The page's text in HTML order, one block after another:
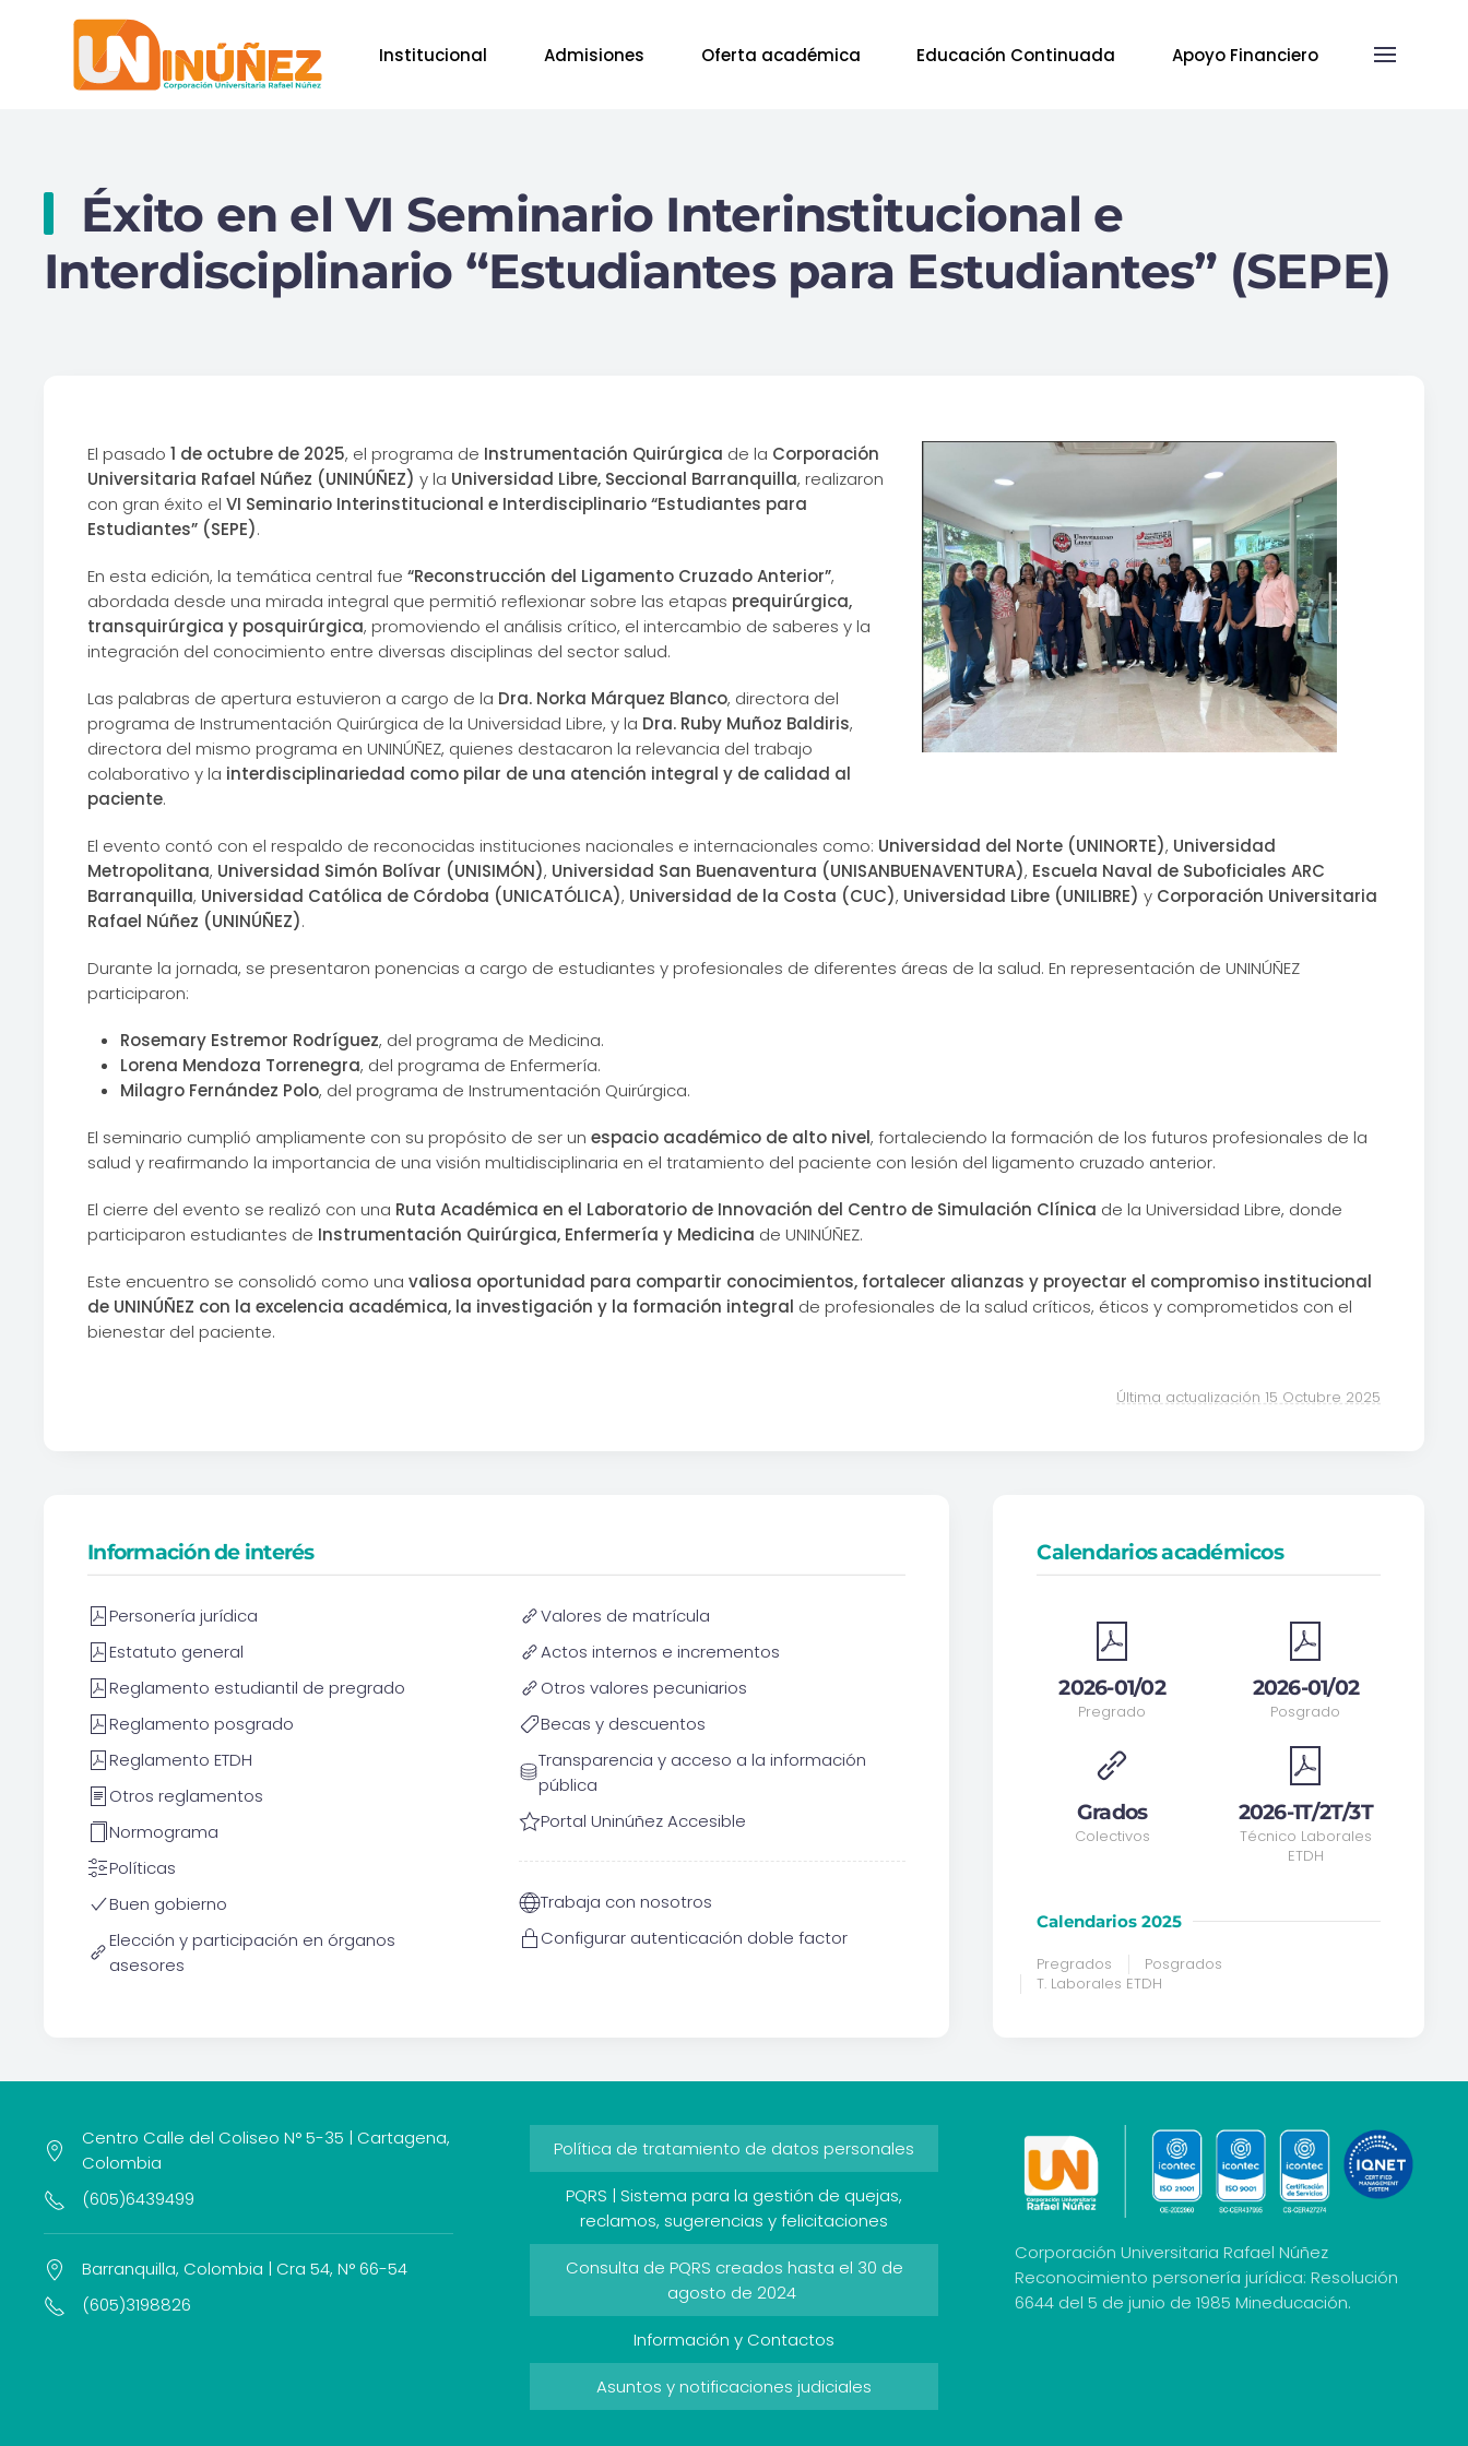
Skip to main content Institucional Admisiones Oferta académica Educación Continuada Apoyo Financiero
Éxito en el VI Seminario Interinstitucional e
Interdisciplinario “Estudiantes para Estudiantes” (SEPE)
El pasado 1 de octubre de 2025, el programa de Instrumentación Quirúrgica de la Corporación
Universitaria Rafael Núñez (UNINÚÑEZ) y la Universidad Libre, Seccional Barranquilla, realizaron
con gran éxito el VI Seminario Interinstitucional e Interdisciplinario “Estudiantes para
Estudiantes” (SEPE).
En esta edición, la temática central fue “Reconstrucción del Ligamento Cruzado Anterior”,
abordada desde una mirada integral que permitió reflexionar sobre las etapas prequirúrgica,
transquirúrgica y posquirúrgica, promoviendo el análisis crítico, el intercambio de saberes y la
integración del conocimiento entre diversas disciplinas del sector salud.
Las palabras de apertura estuvieron a cargo de la Dra. Norka Márquez Blanco, directora del
programa de Instrumentación Quirúrgica de la Universidad Libre, y la Dra. Ruby Muñoz Baldiris,
directora del mismo programa en UNINÚÑEZ, quienes destacaron la relevancia del trabajo
colaborativo y la interdisciplinariedad como pilar de una atención integral y de calidad al
paciente.
El evento contó con el respaldo de reconocidas instituciones nacionales e internacionales como: Universidad del Norte (UNINORTE), Universidad
Metropolitana, Universidad Simón Bolívar (UNISIMÓN), Universidad San Buenaventura (UNISANBUENAVENTURA), Escuela Naval de Suboficiales ARC
Barranquilla, Universidad Católica de Córdoba (UNICATÓLICA), Universidad de la Costa (CUC), Universidad Libre (UNILIBRE) y Corporación Universitaria
Rafael Núñez (UNINÚÑEZ).
Durante la jornada, se presentaron ponencias a cargo de estudiantes y profesionales de diferentes áreas de la salud. En representación de UNINÚÑEZ
participaron:
Rosemary Estremor Rodríguez, del programa de Medicina.
Lorena Mendoza Torrenegra, del programa de Enfermería.
Milagro Fernández Polo, del programa de Instrumentación Quirúrgica.
El seminario cumplió ampliamente con su propósito de ser un espacio académico de alto nivel, fortaleciendo la formación de los futuros profesionales de la
salud y reafirmando la importancia de una visión multidisciplinaria en el tratamiento del paciente con lesión del ligamento cruzado anterior.
El cierre del evento se realizó con una Ruta Académica en el Laboratorio de Innovación del Centro de Simulación Clínica de la Universidad Libre, donde
participaron estudiantes de Instrumentación Quirúrgica, Enfermería y Medicina de UNINÚÑEZ.
Este encuentro se consolidó como una valiosa oportunidad para compartir conocimientos, fortalecer alianzas y proyectar el compromiso institucional
de UNINÚÑEZ con la excelencia académica, la investigación y la formación integral de profesionales de la salud críticos, éticos y comprometidos con el
bienestar del paciente.
Última actualización 15 Octubre 2025
Información de interés
Personería jurídica
Estatuto general
Reglamento estudiantil de pregrado
Reglamento posgrado
Reglamento ETDH
Otros reglamentos
Normograma
Políticas
Buen gobierno
Elección y participación en órganos
asesores
Valores de matrícula
Actos internos e incrementos
Otros valores pecuniarios
Becas y descuentos
Transparencia y acceso a la información
pública
Portal Uninúñez Accesible
Trabaja con nosotros
Configurar autenticación doble factor
Calendarios académicos
2026-01/02
Pregrado
Grados
Colectivos
2026-01/02
Posgrado
2026-1T/2T/3T
Técnico Laborales
ETDH
Calendarios 2025
Pregrados
Posgrados
T. Laborales ETDH
Centro Calle del Coliseo N° 5-35 | Cartagena,
Colombia
(605)6439499
Barranquilla, Colombia | Cra 54, N° 66-54
(605)3198826
Política de tratamiento de datos personales
PQRS | Sistema para la gestión de quejas,
reclamos, sugerencias y felicitaciones
Consulta de PQRS creados hasta el 30 de
agosto de 2024
Información y Contactos
Asuntos y notificaciones judiciales
Corporación Universitaria Rafael Núñez
Reconocimiento personería jurídica: Resolución
6644 del 5 de junio de 1985 Mineducación.